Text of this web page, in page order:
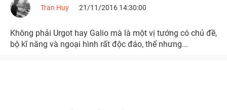
Tran Huy 21/11/2016 14:30:00
Không phải Urgot hay Galio mà là một vị tướng có chủ đề,
bộ kĩ năng và ngoại hình rất độc đáo, thế nhưng...